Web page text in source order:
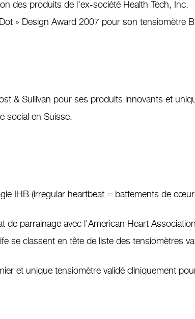
des produits de l'ex-société Health Tech, Inc.
» Design Award 2007 pour son tensiomètre
& Sullivan pour ses produits innovants et
social en Suisse.
IHB (irregular heartbeat = battements de
de parrainage avec l'American Heart
se classent en tête de liste des tensiomètres
et unique tensiomètre validé cliniquement